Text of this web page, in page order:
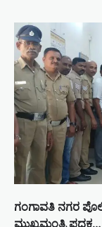
ಗಂಗಾವತಿ ನಗರ
ಮುಖ್ಯಮಂತ್ರಿ ಪದಕ…